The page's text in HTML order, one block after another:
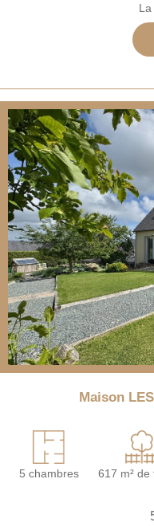
Maison
5 chambres 617 m² de